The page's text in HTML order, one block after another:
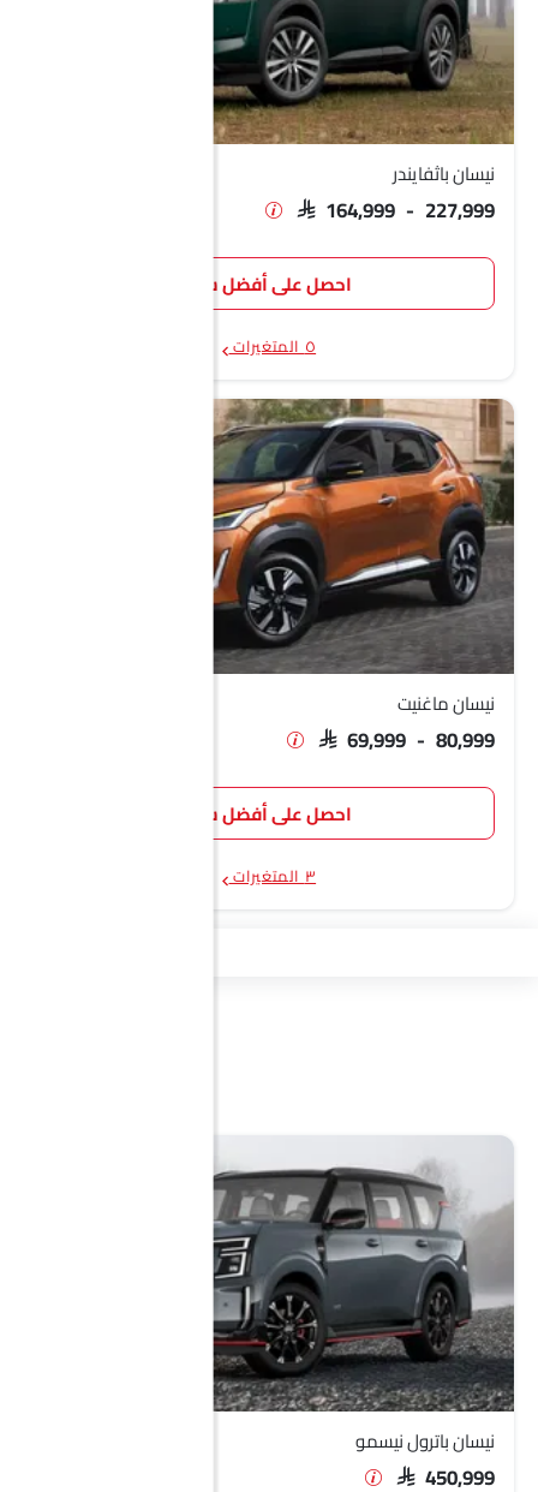
نيسان باثفايندر
SAR 164,999 - 227,999
احصل على أفضل سعر
٥ المتغيرات
نيسان ماغنيت
SAR 69,999 - 80,999
احصل على أفضل سعر
٣ المتغيرات
نيسان باترول نيسمو
SAR 450,999